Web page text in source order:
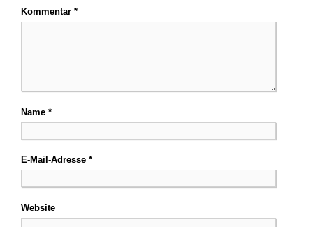
Kommentar *
Name *
E-Mail-Adresse *
Website